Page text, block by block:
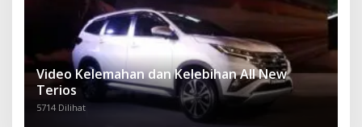
Video Kelemahan dan Kelebihan All New
Terios
5714 Dilihat